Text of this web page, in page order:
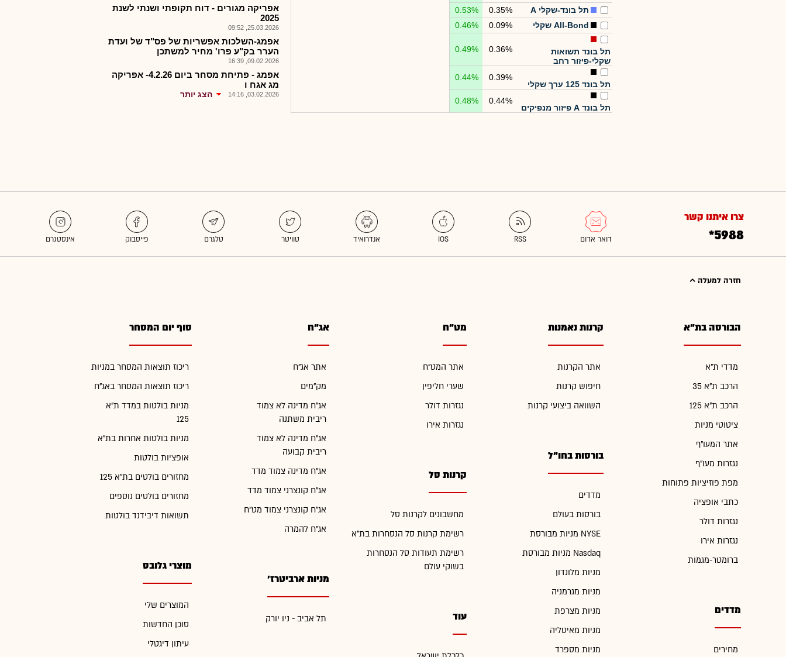
תל בונד-שקלי A
0.35%
0.53%
All-Bond שקלי
0.09%
0.46%
תל בונד תשואות
שקלי-פיזור רחב
0.36%
0.49%
תל בונד 125 ערך שקלי
0.39%
0.44%
תל בונד A פיזור מנפיקים
0.44%
0.48%
אפריקה מגורים - דוח תקופתי ושנתי לשנת
2025
25.03.2026, 09:52
אפמג-השלכות אפשריות של פס"ד של ועדת
הערר בק"ע פרו' מחיר למשתכן
09.02.2026, 16:39
אפמג - פתיחת מסחר ביום 4.2.26- אפריקה
מג אגח ו
03.02.2026, 14:16 הצג יותר
צרו איתנו קשר
*5988
חזרה למעלה
הבורסה בת"א
מדדי ת"א
הרכב ת"א 35
הרכב ת"א 125
ציטוטי מניות
אתר המעו"ף
נגזרות מעו"ף
מפת פוזיציות פתוחות
כתבי אופציה
נגזרות דולר
נגזרות אירו
ברומטר-מגמות
מדדים
מחירים
קרנות נאמנות
אתר הקרנות
חיפוש קרנות
השוואה ביצועי קרנות
בורסות בחו"ל
מדדים
בורסות בעולם
מניות מבורסת NYSE
מניות מבורסת Nasdaq
מניות מלונדון
מניות מגרמניה
מניות מצרפת
מניות מאיטליה
מניות מספרד
מט"ח
אתר המט"ח
שערי חליפין
נגזרות דולר
נגזרות אירו
קרנות סל
מחשבונים לקרנות סל
רשימת קרנות סל הנסחרות בת"א
רשימת תעודות סל הנסחרות
בשוקי עולם
עוד
אג"ח
אתר אג"ח
מק"מים
אג"ח מדינה לא צמוד
ריבית משתנה
אג"ח מדינה לא צמוד
ריבית קבועה
אג"ח מדינה צמוד מדד
אג"ח קונצרני צמוד מדד
אג"ח קונצרני צמוד מט"ח
אג"ח להמרה
מניות ארביטרז'
תל אביב - ניו יורק
סוף יום המסחר
ריכוז תוצאות המסחר במניות
ריכוז תוצאות המסחר באג"ח
מניות בולטות במדד ת"א
125
מניות בולטות אחרות בת"א
אופציות בולטות
מחזורים בולטים בת"א 125
מחזורים בולטים נוספים
תשואות דיבידנד בולטות
מוצרי גלובס
המוצרים שלי
סוכן החדשות
עיתון דיגטלי